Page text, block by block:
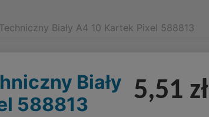
Biały A4 10 Kartek Pixel 588813
Biały
588813
5,51 zł